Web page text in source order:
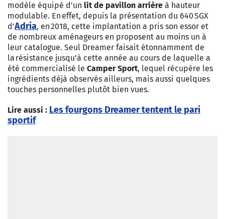
modèle équipé d’un lit de pavillon arrière à hauteur
modulable. En effet, depuis la présentation du 640 SGX
d’Adria, en 2018, cette implantation a pris son essor et
de nombreux aménageurs en proposent au moins un à
leur catalogue. Seul Dreamer faisait étonnamment de
la résistance jusqu’à cette année au cours de laquelle a
été commercialisé le Camper Sport, lequel récupère les
ingrédients déjà observés ailleurs, mais aussi quelques
touches personnelles plutôt bien vues.
Lire aussi : Les fourgons Dreamer tentent le pari
sportif